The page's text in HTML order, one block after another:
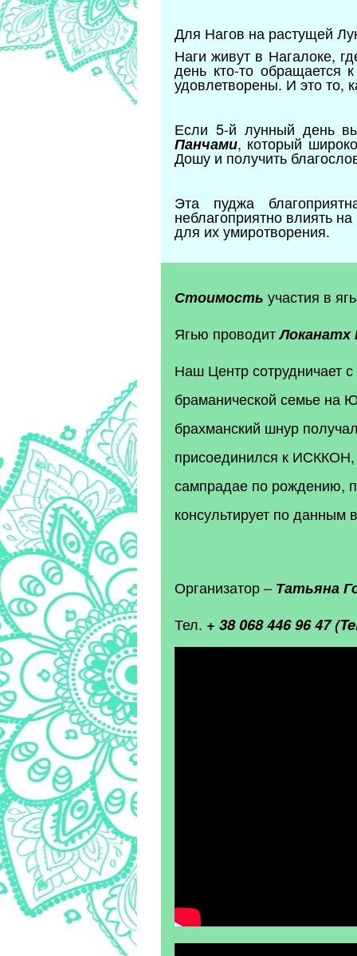
Для Нагов на растущей
Наги живут в Нагалоке,
день кто-то обращается
удовлетворены. И это то,
Если 5-й лунный день
Панчами, который
Дошу и получить
Эта пуджа
неблагоприятно влиять
для их умиротворения.
Стоимость участия в
Ягью проводитЛоканатх
Наш Центр сотрудничает
браманической семье на
брахманский шнур
присоединился к
сампрадае по рождению,
консультирует по данным
Организатор – Татьяна
Тел. + 38 068 446 96 47